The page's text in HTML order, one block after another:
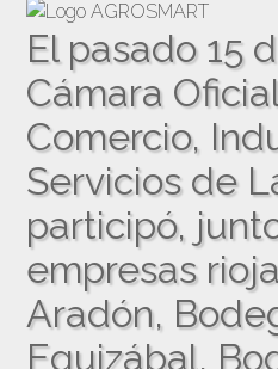
El pasado 15
Cámara
Comercio,
Servicios de
participó,
empresas
Aradón,
Eguizábal,